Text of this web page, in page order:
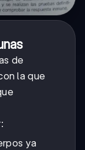
de
la que
ya